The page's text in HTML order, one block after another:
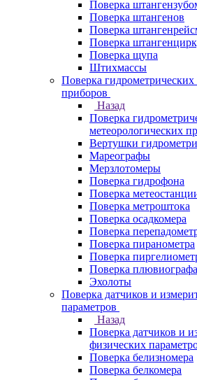
Поверка
Поверка штангенов
Поверка
Поверка
Поверка щупа
Штихмассы
Поверка
приборов
Назад
Поверка
метеорологических
Вертушки
Мареографы
Мерзлотомеры
Поверка гидрофона
Поверка
Поверка метроштока
Поверка осадкомера
Поверка
Поверка пиранометра
Поверка
Поверка плювиографа
Эхолоты
Поверка датчиков и
параметров
Назад
Поверка датчиков и
физических
Поверка белизномера
Поверка белкомера